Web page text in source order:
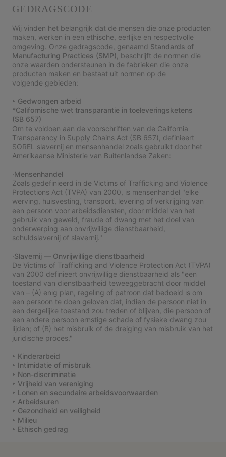
GEDRAGSCODE
Wij vinden het belangrijk dat de mensen die onze producten
maken, werken in een ethische, eerlijke en respectvolle
omgeving. Onze gedragscode, genaamd Standards of
Manufacturing Practices (SMP) , beschrijft de normen die
onze waarden ondersteunen in de fabrieken die onze
producten maken en bestaat uit normen op de
volgende gebieden:
‣ Gedwongen arbeid
*Californische wet transparantie in toeleveringsketens
(SB 657)
Om te voldoen aan de voorschriften van de California
Transparency in Supply Chains Act (SB 657), definieert
SOREL slavernij en mensenhandel zoals gebruikt door het
Amerikaanse Ministerie van Buitenlandse Zaken:
∙Mensenhandel
Zoals gedefinieerd in de Victims of Trafficking and Violence
Protections Act (TVPA) van 2000, is mensenhandel "elke
werving, huisvesting, transport, levering of verkrijging van
een persoon voor arbeidsdiensten, door middel van het
gebruik van geweld, fraude of dwang met het doel van
onderwerping aan onvrijwillige dienstbaarheid,
schuldslavernij of slavernij."
∙Slavernij — Onvrijwillige dienstbaarheid
De Victims of Trafficking and Violence Protection Act (TVPA)
van 2000 definieert onvrijwillige dienstbaarheid als "een
toestand van dienstbaarheid teweeggebracht door middel
van – (A) enig plan, regeling of patroon dat bedoeld is om
een persoon te doen geloven dat, indien de persoon niet in
een dergelijke toestand zou treden of blijven, die persoon of
een andere persoon ernstige schade of fysieke dwang zou
lijden; of (B) het misbruik of de dreiging van misbruik van het
juridische proces."
‣ Kinderarbeid
‣ Intimidatie of misbruik
‣ Non-discriminatie
‣ Vrijheid van vereniging
‣ Lonen en secundaire arbeidsvoorwaarden
‣ Arbeidsuren
‣ Gezondheid en veiligheid
‣ Milieu
‣ Ethisch gedrag